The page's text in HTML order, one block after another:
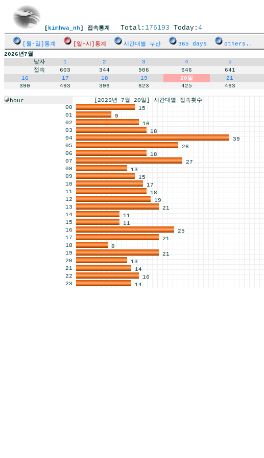
[ kimhwa_nh] 접속통계 Total: 176193 Today: 4
[월-일]통계 [일-시]통계 시간대별 누산 365 days
others..
2026년7월
날자
1 2 3 4 5
접속
603 344 506 646 641
16
17 18 19 20일 21
390
493 396 623 425 463
hour
[2026년 7월 20일] 시간대별 접속횟수
00
15
01
9
02
16
03
18
04
39
05
26
06
18
07
27
08
13
09
15
10
17
11
18
12
19
13
21
14
11
15
11
16
25
17
21
18
8
19
21
20
13
21
14
22
16
23
14